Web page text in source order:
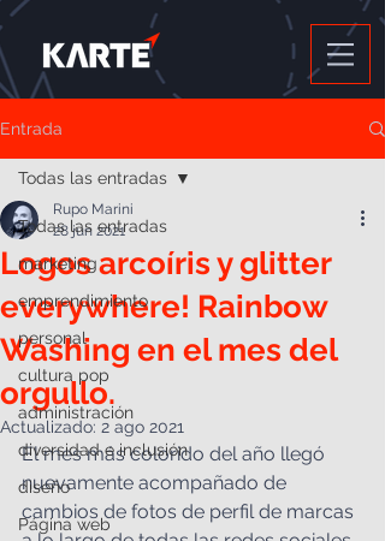
Entrada
Todas las entradas
marketing
emprendimiento
personal
cultura pop
administración
diversidad e inclusión
diseño
Página web
Todas las entradas
Logos arcoíris y glitter
everywhere! Rainbow
Washing en el mes del
orgullo.
Rupo Marini
28 jun 2021
Actualizado: 2 ago 2021
El mes más colorido del año llegó
nuevamente acompañado de
cambios de fotos de perfil de marcas